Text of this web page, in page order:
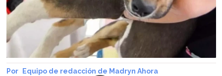
Equipo de redacción de Madryn Ahora